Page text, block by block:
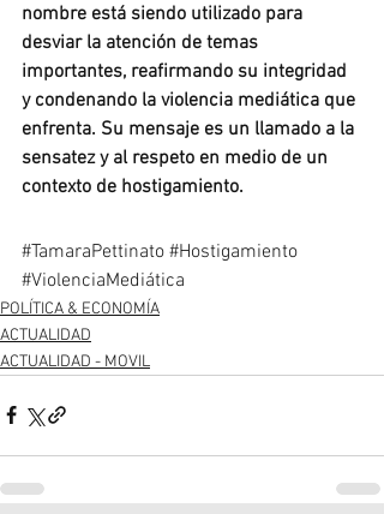
nombre está siendo utilizado para
desviar la atención de temas
importantes, reafirmando su integridad
y condenando la violencia mediática que
enfrenta. Su mensaje es un llamado a la
sensatez y al respeto en medio de un
contexto de hostigamiento.
#TamaraPettinato #Hostigamiento
#ViolenciaMediática
POLÍTICA & ECONOMÍA
ACTUALIDAD
ACTUALIDAD - MOVIL